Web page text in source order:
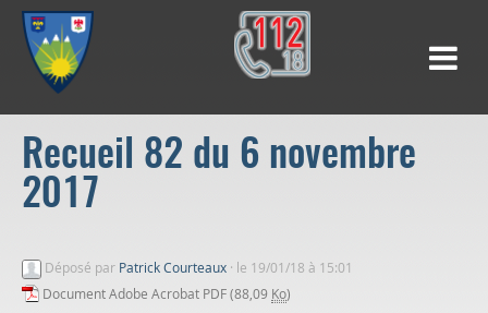
Recueil 82 du 6 novembre
2017
Déposé par Patrick Courteaux · le 19/01/18 à 15:01
Document Adobe Acrobat PDF (88,09 Ko)